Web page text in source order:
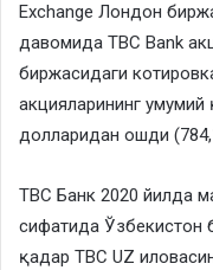
Eхchange Лондон
давомида TBC Bank
биржасидаги
акцияларининг
долларидан ошди
TBC Банк 2020 йилда
сифатида Ўзбекистон
қадар TBC UZ